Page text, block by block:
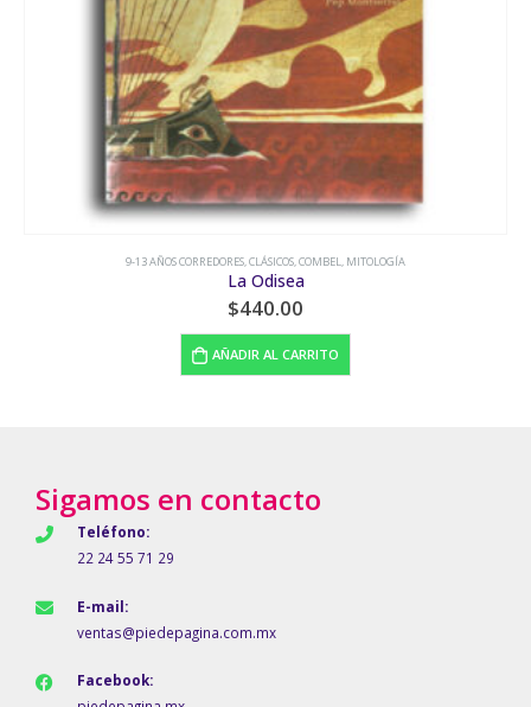
9-13 AÑOS CORREDORES,CLÁSICOS,COMBEL,MITOLOGÍA
AÑADIR AL CARRITO
Sigamos en contacto
Teléfono:
22 24 55 71 29
E-mail:
ventas@piedepagina.com.mx
Facebook: